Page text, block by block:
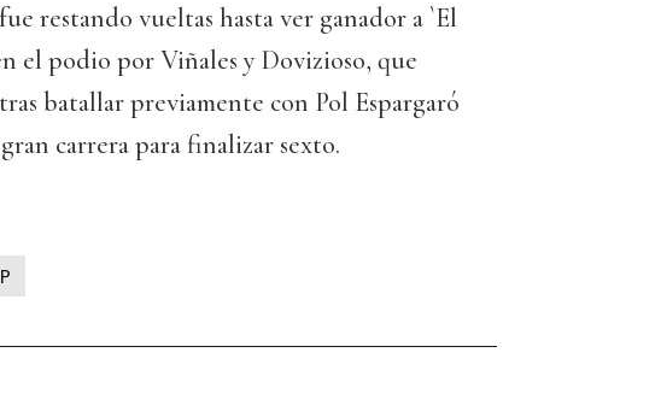
restando vueltas hasta ver ganador a `El
el podio por Viñales y Dovizioso, que
batallar previamente con Pol Espargaró
carrera para finalizar sexto.